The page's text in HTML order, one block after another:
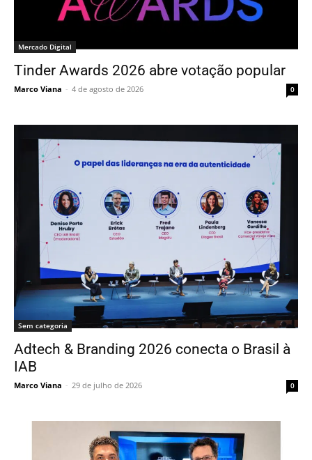
Mercado Digital
Tinder Awards 2026 abre votação popular
Marco Viana - 4 de agosto de 2026 0
Sem categoria
Adtech & Branding 2026 conecta o Brasil à
IAB
Marco Viana - 29 de julho de 2026 0